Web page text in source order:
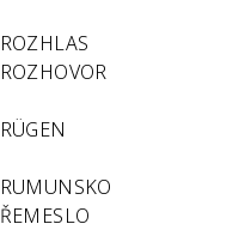
ROZHLAS
ROZHOVOR
RÜGEN
RUMUNSKO
ŘEMESLO